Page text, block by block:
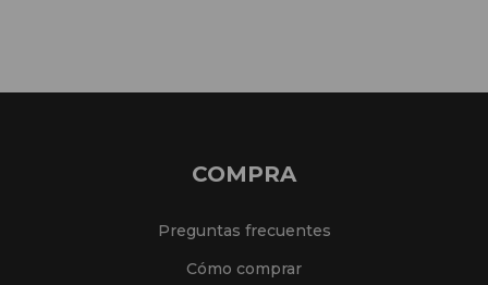
COMPRA
Preguntas frecuentes
Cómo comprar